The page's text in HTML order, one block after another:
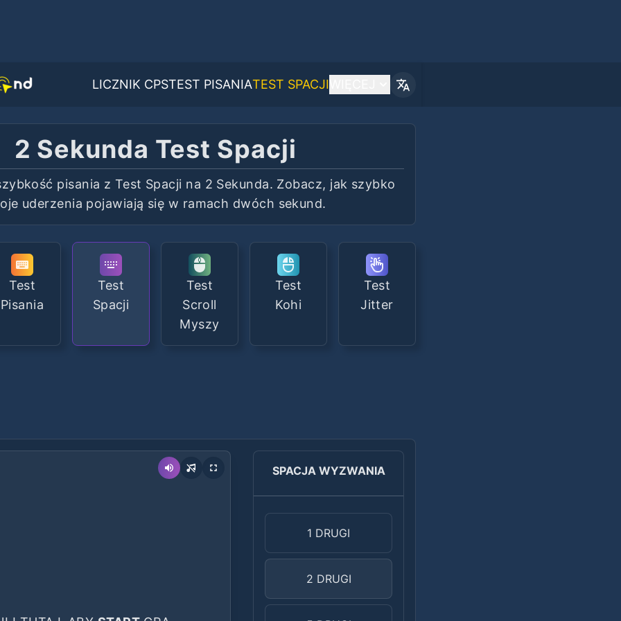
LICZNIK CPSTEST PISANIATEST SPACJI
2 Sekunda Test Spacji
pisania z Test Spacji na 2 Sekunda. Zobacz, jak szybko
uderzenia pojawiają się w ramach dwóch sekund.
Test
Pisania
Test
Spacji
Test
Scroll
Myszy
Test
Kohi
Test
Jitter
SPACJA WYZWANIA
1 DRUGI
2 DRUGI